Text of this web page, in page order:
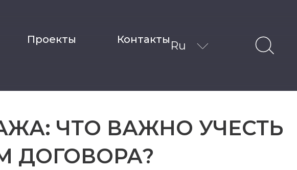
Проекты Контакты Ru
ЧТО ВАЖНО УЧЕСТЬ
ДОГОВОРА?